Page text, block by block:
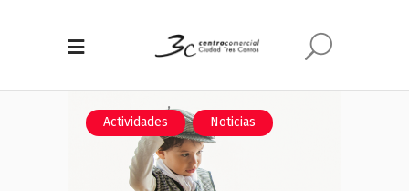
Actividades
,
Noticias